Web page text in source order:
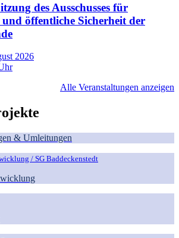
des Ausschusses für
und öffentliche Sicherheit der
2026
Alle Veranstaltungen anzeigen
& Umleitungen
/ SG Baddeckenstedt